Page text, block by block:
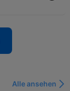
Alle ansehen